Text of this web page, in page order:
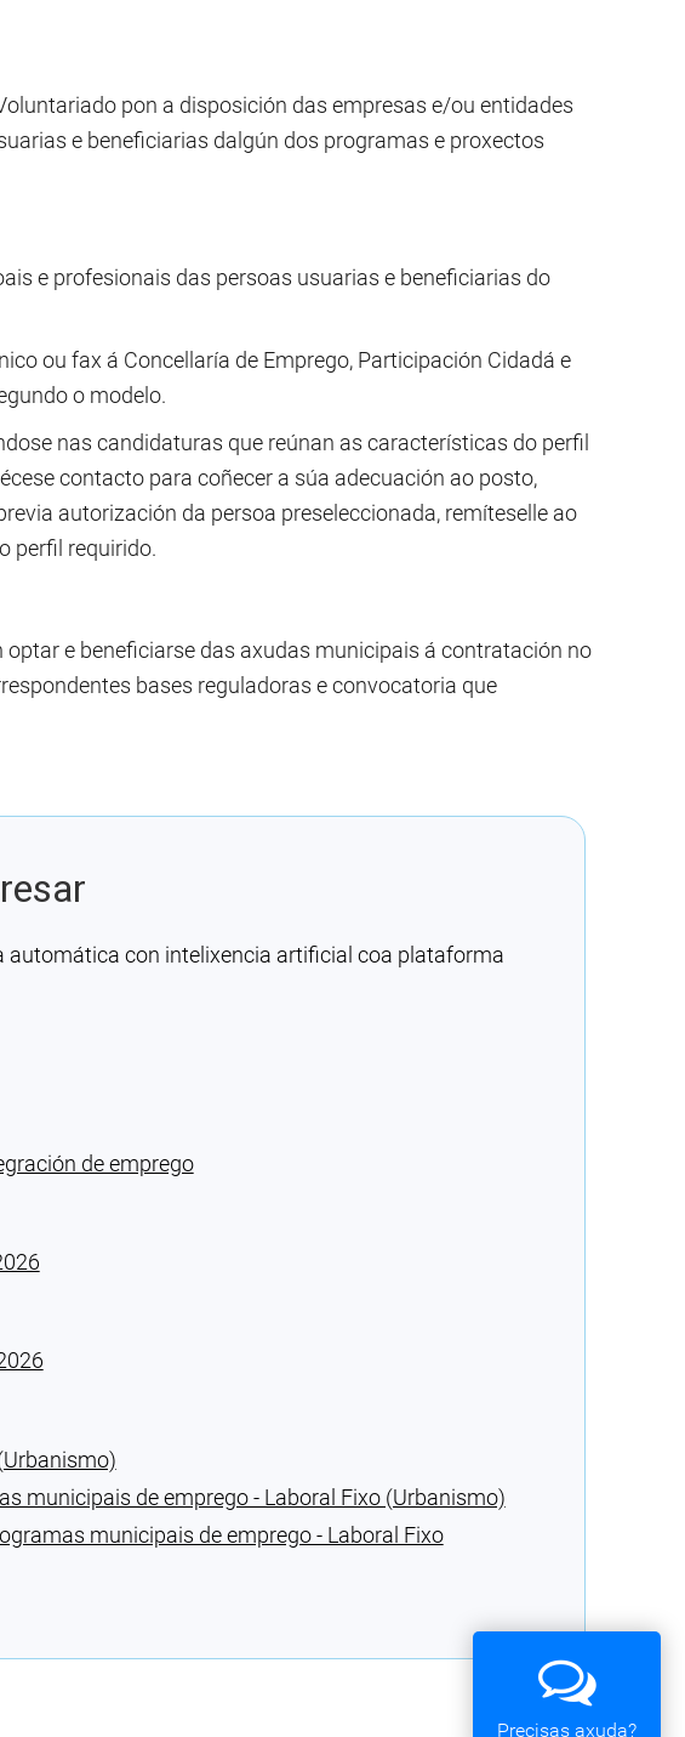
pon a disposición das empresas e/ou entidades
e beneficiarias dalgún dos programas e proxectos
e profesionais das persoas usuarias e beneficiarias do
ou fax á Concellaría de Emprego, Participación Cidadá e
o modelo.
nas candidaturas que reúnan as características do perfil
contacto para coñecer a súa adecuación ao posto,
autorización da persoa preseleccionada, remíteselle ao
perfil requirido.
e beneficiarse das axudas municipais á contratación no
bases reguladoras e convocatoria que
con intelixencia artificial coa plataforma
de emprego
municipais de emprego - Laboral Fixo (Urbanismo)
municipais de emprego - Laboral Fixo
Precisas axuda?